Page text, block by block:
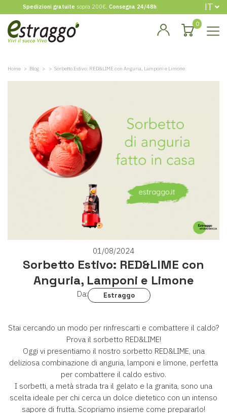
Spedizioni gratuite sopra 200€. Consegna 24/48h IT
0
Home Blog Sorbetto Estivo: RED&LIME con Anguria, Lamponi e Limone
01/08/2024
Sorbetto Estivo: RED&LIME con
Anguria, Lamponi e Limone
Da: Estraggo
Stai cercando un modo per rinfrescarti e combattere il caldo?
Prova il sorbetto RED&LIME!
Oggi vi presentiamo il nostro sorbetto RED&LIME, una
deliziosa combinazione di anguria, lamponi e limone, perfetta
per combattere il caldo estivo.
I sorbetti, a metà strada tra il gelato e la granita, sono una
scelta ideale per chi cerca un dolce dietetico con un intenso
sapore di frutta. Scopriamo insieme come prepararlo!